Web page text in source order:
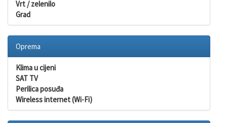
Vrt / zelenilo
Grad
Oprema
Klima u cijeni
SAT TV
Perilica posuđa
Wireless internet (Wi-Fi)